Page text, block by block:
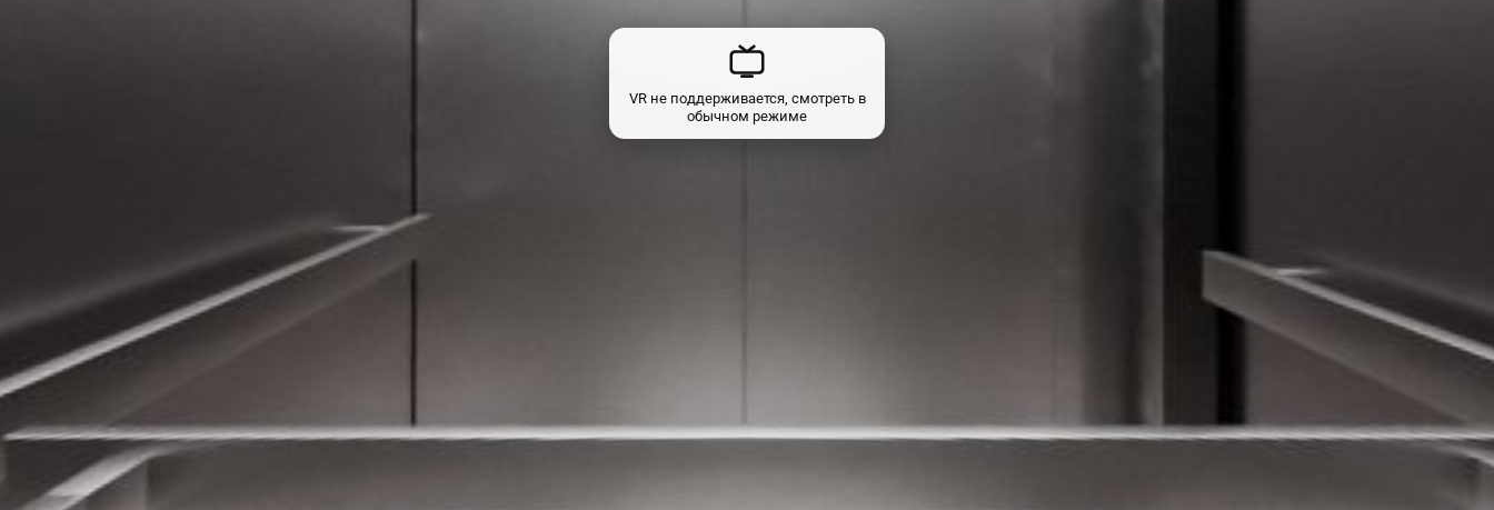
VR не поддерживается, смотреть в
обычном режиме